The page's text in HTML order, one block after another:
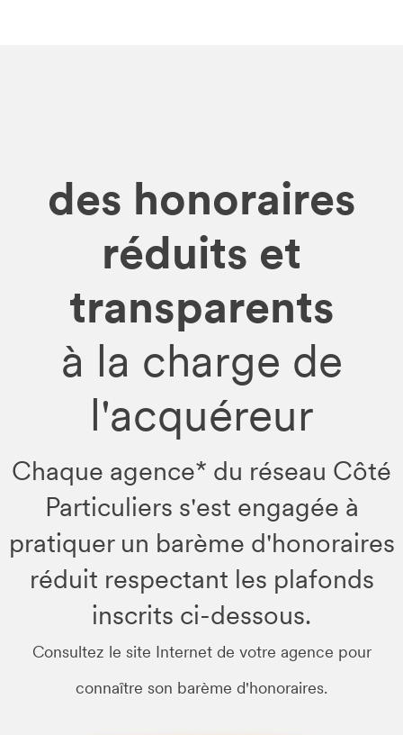
des honoraires
réduits et
transparents
à la charge de
l'acquéreur
Chaque agence* du réseau Côté
Particuliers s'est engagée à
pratiquer un barème d'honoraires
réduit respectant les plafonds
inscrits ci-dessous.
Consultez le site Internet de votre agence pour
connaître son barème d'honoraires.